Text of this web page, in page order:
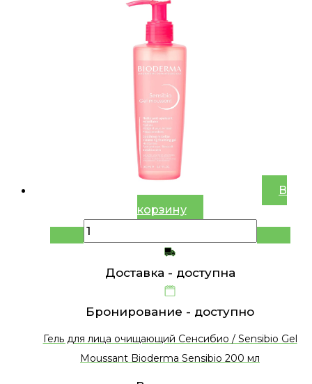
В
корзину
Доставка - доступна
Бронирование - доступно
Гель для лица очищающий Сенсибио / Sensibio Gel
Moussant Bioderma Sensibio 200 мл